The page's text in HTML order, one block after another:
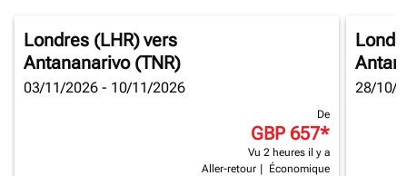
Londres (LHR)vers
Antananarivo (TNR)
03/11/2026 - 10/11/2026
De
GBP 657*
Vu 2 heures il y a
Aller-retour
Économique
28/10/